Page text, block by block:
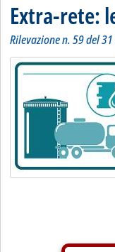
Extra-rete:
Rilevazione n. 59 del